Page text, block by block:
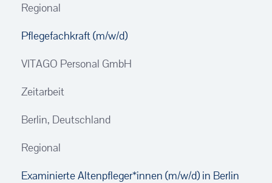
Regional
Pflegefachkraft (m/w/d)
VITAGO Personal GmbH
Zeitarbeit
Berlin, Deutschland
Regional
Examinierte Altenpfleger*innen (m/w/d) in Berlin